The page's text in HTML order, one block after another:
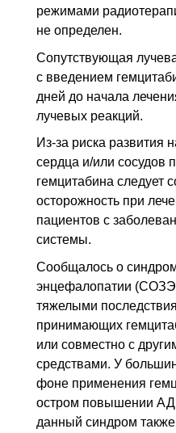
режимами
не определен.
Сопутствующая
с введением
дней до начала
лучевых реакций.
Из-за риска развития
сердца и/или сосудов
гемцитабина следует
осторожность при
пациентов с
системы.
Сообщалось о
энцефалопатии
тяжелыми
принимающих
или совместно с
средствами. У
фоне применения
остром повышении АД
данный синдром